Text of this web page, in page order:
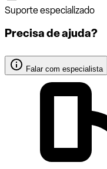
Suporte especializado
Precisa de ajuda?
Falar com especialista